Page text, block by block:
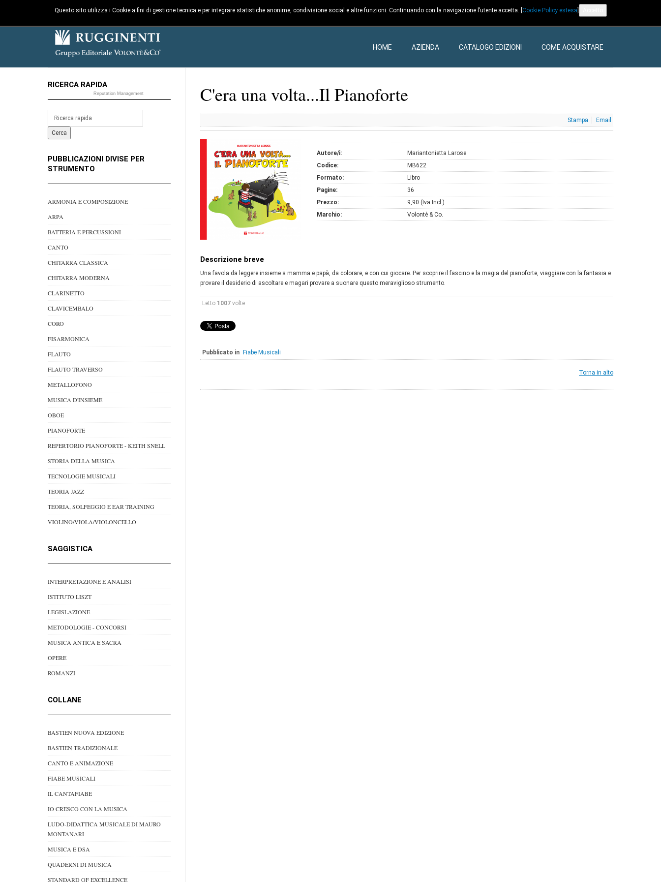
HOME AZIENDA CATALOGO EDIZIONI COME ACQUISTARE
C'era una volta...Il Pianoforte
Stampa Email
Autore/i:
Mariantonietta Larose
Codice:
MB622
Formato:
Libro
Pagine:
36
Prezzo:
9,90 (Iva Incl.)
Marchio:
Volontè & Co.
Descrizione breve
Una favola da leggere insieme a mamma e papà, da colorare, e con cui giocare. Per scoprire il fascino e la magia del pianoforte, viaggiare con la fantasia e
provare il desiderio di ascoltare e magari provare a suonare questo meraviglioso strumento.
Letto 1007 volte
Pubblicato in Fiabe Musicali
Torna in alto
RICERCA RAPIDA
PUBBLICAZIONI DIVISE PER
STRUMENTO
ARMONIA E COMPOSIZIONE
ARPA
BATTERIA E PERCUSSIONI
CANTO
CHITARRA CLASSICA
CHITARRA MODERNA
CLARINETTO
CLAVICEMBALO
CORO
FISARMONICA
FLAUTO
FLAUTO TRAVERSO
METALLOFONO
MUSICA D'INSIEME
OBOE
PIANOFORTE
REPERTORIO PIANOFORTE - KEITH SNELL
STORIA DELLA MUSICA
TECNOLOGIE MUSICALI
TEORIA JAZZ
TEORIA, SOLFEGGIO E EAR TRAINING
VIOLINO/VIOLA/VIOLONCELLO
SAGGISTICA
INTERPRETAZIONE E ANALISI
ISTITUTO LISZT
LEGISLAZIONE
METODOLOGIE - CONCORSI
MUSICA ANTICA E SACRA
OPERE
ROMANZI
COLLANE
BASTIEN NUOVA EDIZIONE
BASTIEN TRADIZIONALE
CANTO E ANIMAZIONE
FIABE MUSICALI
IL CANTAFIABE
IO CRESCO CON LA MUSICA
LUDO-DIDATTICA MUSICALE DI MAURO
MONTANARI
MUSICA E DSA
QUADERNI DI MUSICA
STANDARD OF EXCELLENCE
Reputation Management
Questo sito utilizza i Cookie a fini di gestione tecnica e per integrare statistiche anonime, condivisione social e altre funzioni. Continuando con la navigazione l’utente accetta. [ Cookie Policy estesa